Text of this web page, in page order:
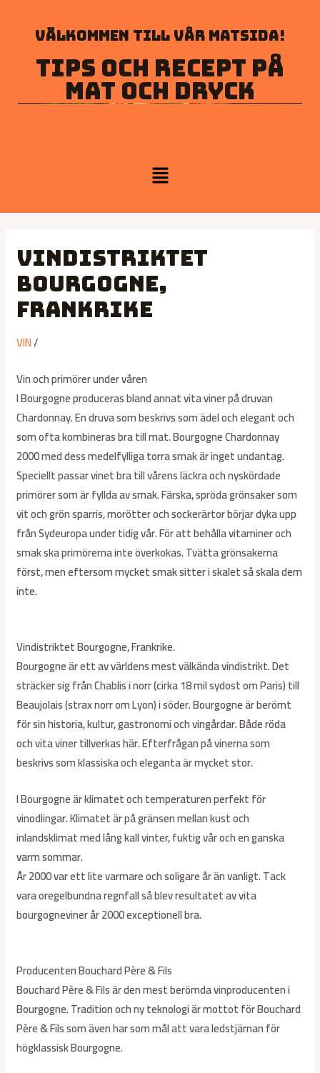
Välkommen till vår matsida!
Tips och recept på
mat och dryck
Vindistriktet
Bourgogne,
Frankrike
VIN/
Vin och primörer under våren
I Bourgogne produceras bland annat vita viner på druvan
Chardonnay. En druva som beskrivs som ädel och elegant och
som ofta kombineras bra till mat. Bourgogne Chardonnay
2000 med dess medelfylliga torra smak är inget undantag.
Speciellt passar vinet bra till vårens läckra och nyskördade
primörer som är fyllda av smak. Färska, spröda grönsaker som
vit och grön sparris, morötter och sockerärtor börjar dyka upp
från Sydeuropa under tidig vår. För att behålla vitaminer och
smak ska primörerna inte överkokas. Tvätta grönsakerna
först, men eftersom mycket smak sitter i skalet så skala dem
inte.
Vindistriktet Bourgogne, Frankrike.
Bourgogne är ett av världens mest välkända vindistrikt. Det
sträcker sig från Chablis i norr (cirka 18 mil sydost om Paris) till
Beaujolais (strax norr om Lyon) i söder. Bourgogne är berömt
för sin historia, kultur, gastronomi och vingårdar. Både röda
och vita viner tillverkas här. Efterfrågan på vinerna som
beskrivs som klassiska och eleganta är mycket stor.
I Bourgogne är klimatet och temperaturen perfekt för
vinodlingar. Klimatet är på gränsen mellan kust och
inlandsklimat med lång kall vinter, fuktig vår och en ganska
varm sommar.
År 2000 var ett lite varmare och soligare år än vanligt. Tack
vara oregelbundna regnfall så blev resultatet av vita
bourgogneviner år 2000 exceptionell bra.
Producenten Bouchard Père & Fils
Bouchard Père & Fils är den mest berömda vinproducenten i
Bourgogne. Tradition och ny teknologi är mottot för Bouchard
Père & Fils som även har som mål att vara ledstjärnan för
högklassisk Bourgogne.